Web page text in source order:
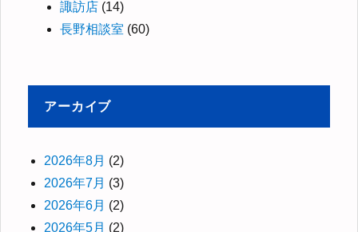
諏訪店 (14)
長野相談室 (60)
アーカイブ
2026年8月 (2)
2026年7月 (3)
2026年6月 (2)
2026年5月 (2)